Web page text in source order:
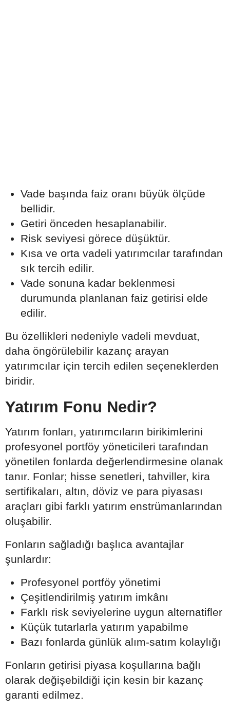
Vade başında faiz oranı büyük ölçüde
bellidir.
Getiri önceden hesaplanabilir.
Risk seviyesi görece düşüktür.
Kısa ve orta vadeli yatırımcılar tarafından
sık tercih edilir.
Vade sonuna kadar beklenmesi
durumunda planlanan faiz getirisi elde
edilir.
Bu özellikleri nedeniyle vadeli mevduat,
daha öngörülebilir kazanç arayan
yatırımcılar için tercih edilen seçeneklerden
biridir.
Yatırım Fonu Nedir?
Yatırım fonları, yatırımcıların birikimlerini
profesyonel portföy yöneticileri tarafından
yönetilen fonlarda değerlendirmesine olanak
tanır. Fonlar; hisse senetleri, tahviller, kira
sertifikaları, altın, döviz ve para piyasası
araçları gibi farklı yatırım enstrümanlarından
oluşabilir.
Fonların sağladığı başlıca avantajlar
şunlardır:
Profesyonel portföy yönetimi
Çeşitlendirilmiş yatırım imkânı
Farklı risk seviyelerine uygun alternatifler
Küçük tutarlarla yatırım yapabilme
Bazı fonlarda günlük alım-satım kolaylığı
Fonların getirisi piyasa koşullarına bağlı
olarak değişebildiği için kesin bir kazanç
garanti edilmez.